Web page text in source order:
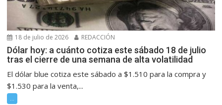
18 de julio de 2026 REDACCIÓN
Dólar hoy: a cuánto cotiza este sábado 18 de julio
tras el cierre de una semana de alta volatilidad
El dólar blue cotiza este sábado a $1.510 para la compra y
$1.530 para la venta,...
...